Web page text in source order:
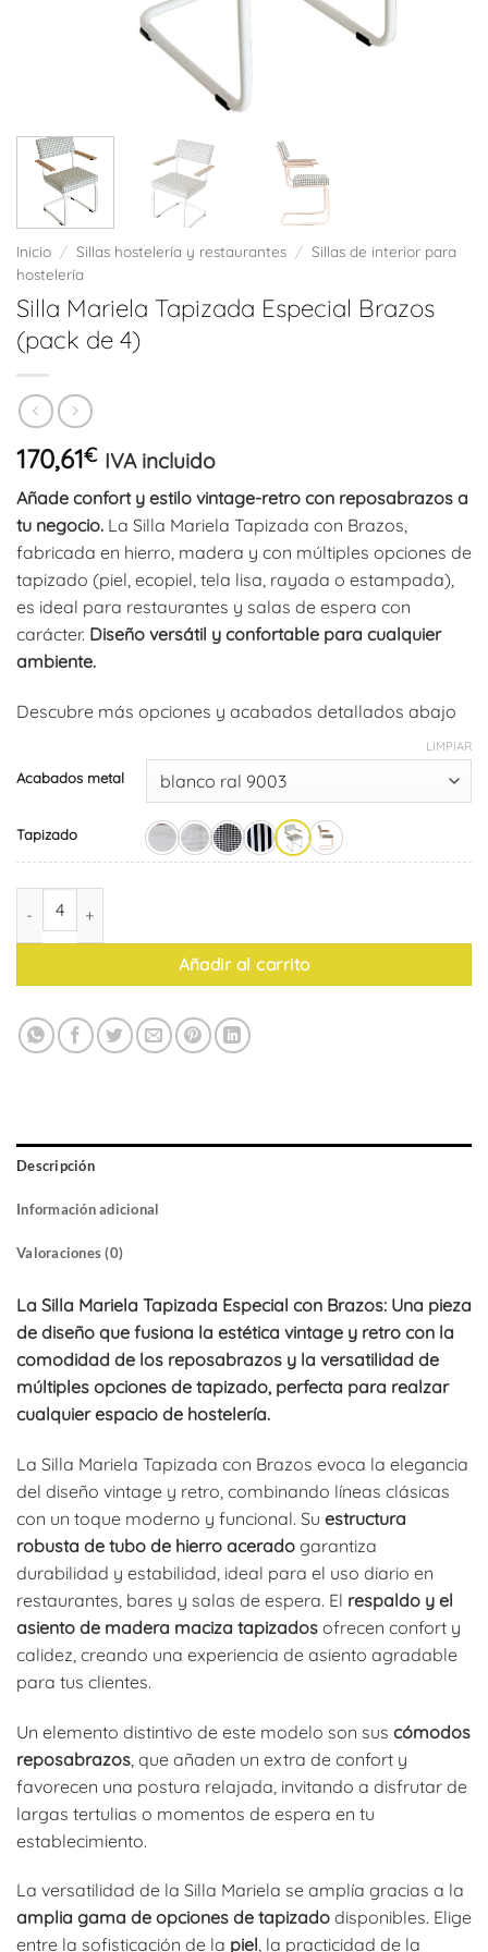
Inicio / Sillas hostelería y restaurantes / Sillas de interior para
hostelería
Silla Mariela Tapizada Especial Brazos
(pack de 4)
170,61€ IVA incluido
Añade confort y estilo vintage-retro con reposabrazos a
tu negocio. La Silla Mariela Tapizada con Brazos,
fabricada en hierro, madera y con múltiples opciones de
tapizado (piel, ecopiel, tela lisa, rayada o estampada),
es ideal para restaurantes y salas de espera con
carácter. Diseño versátil y confortable para cualquier
ambiente.
Descubre más opciones y acabados detallados abajo
Acabados metal
Tapizado
LIMPIAR
Añadir al carrito
Descripción
Información adicional
Valoraciones (0)
La Silla Mariela Tapizada Especial con Brazos: Una pieza
de diseño que fusiona la estética vintage y retro con la
comodidad de los reposabrazos y la versatilidad de
múltiples opciones de tapizado, perfecta para realzar
cualquier espacio de hostelería.
La Silla Mariela Tapizada con Brazos evoca la elegancia
del diseño vintage y retro, combinando líneas clásicas
con un toque moderno y funcional. Su estructura
robusta de tubo de hierro acerado garantiza
durabilidad y estabilidad, ideal para el uso diario en
restaurantes, bares y salas de espera. El respaldo y el
asiento de madera maciza tapizados ofrecen confort y
calidez, creando una experiencia de asiento agradable
para tus clientes.
Un elemento distintivo de este modelo son sus cómodos
reposabrazos , que añaden un extra de confort y
favorecen una postura relajada, invitando a disfrutar de
largas tertulias o momentos de espera en tu
establecimiento.
La versatilidad de la Silla Mariela se amplía gracias a la
amplia gama de opciones de tapizado disponibles. Elige
entre la sofisticación de la piel, la practicidad de la